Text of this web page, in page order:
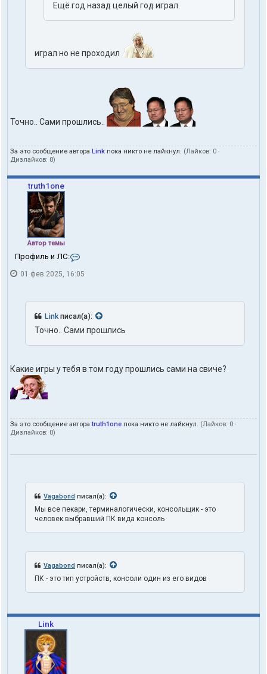
Ещё год назад целый год играл.
играл но не проходил
Точно.. Сами прошлись..
За это сообщение автора Link пока никто не лайкнул. (Лайков: 0 ·
Дизлайков: 0)
truth1one
Автор темы
Профиль и ЛС:
н
к
т
ы
п
з
е
л
r
h
1
n
e
01 фев 2025, 16:05
Link писал(а):
Точно.. Сами прошлись
Какие игры у тебя в том году прошлись сами на свиче?
За это сообщение автораtruth1one пока никто не лайкнул. (Лайков: 0 ·
Дизлайков: 0)
Vagabond писал(а):
Мы все пекари, терминалогически, консольщик - это
человек выбравший ПК вида консоль
Vagabond писал(а):
ПК - это тип устройств, консоли один из его видов
Link